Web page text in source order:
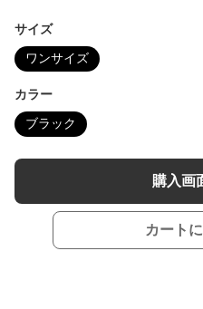
サイズ
ワンサイズ
カラー
ブラック
購入画
カート